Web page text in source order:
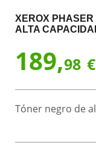
XEROX PHASER
ALTA
189,98 €
Tóner negro de